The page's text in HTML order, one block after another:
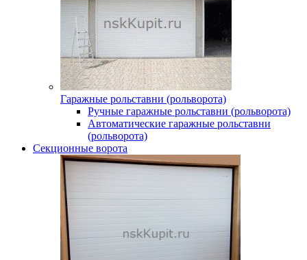
Гаражные рольставни (рольворота)
Ручные гаражные рольставни (рольворота)
Автоматические гаражные рольставни
(рольворота)
Секционные ворота